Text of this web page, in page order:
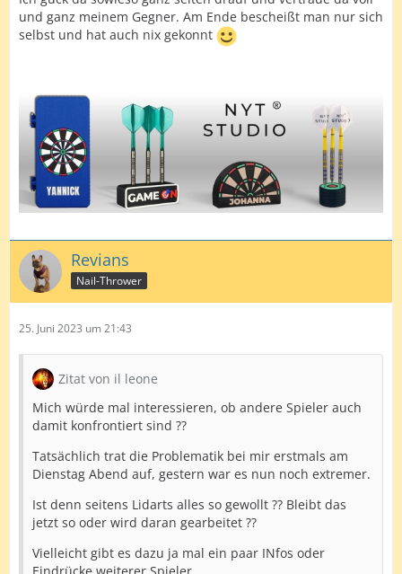
und ganz meinem Gegner. Am Ende bescheißt man nur sich
selbst und hat auch nix gekonnt
Revians
Nail-Thrower
25. Juni 2023 um 21:43
Zitat von il leone
Mich würde mal interessieren, ob andere Spieler auch
damit konfrontiert sind ??
Tatsächlich trat die Problematik bei mir erstmals am
Dienstag Abend auf, gestern war es nun noch extremer.
Ist denn seitens Lidarts alles so gewollt ?? Bleibt das
jetzt so oder wird daran gearbeitet ??
Vielleicht gibt es dazu ja mal ein paar INfos oder